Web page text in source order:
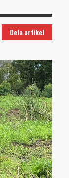
Dela artikel